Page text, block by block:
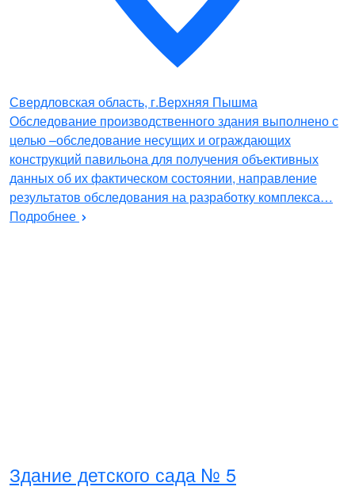
Свердловская область, г.Верхняя Пышма
Обследование производственного здания выполнено с
целью –обследование несущих и ограждающих
конструкций павильона для получения объективных
данных об их фактическом состоянии, направление
результатов обследования на разработку комплекса…
Подробнее
Здание детского сада № 5